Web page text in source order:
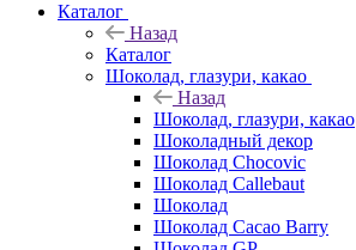
Каталог
Назад
Каталог
Шоколад, глазури, какао
Назад
Шоколад, глазури, какао
Шоколадный декор
Шоколад Chocovic
Шоколад Callebaut
Шоколад
Шоколад Cacao Barry